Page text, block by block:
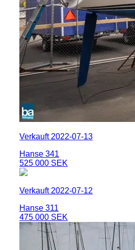
Verkauft 2022-07-13
Hanse 341
525 000 SEK
Verkauft 2022-07-12
Hanse 311
475 000 SEK